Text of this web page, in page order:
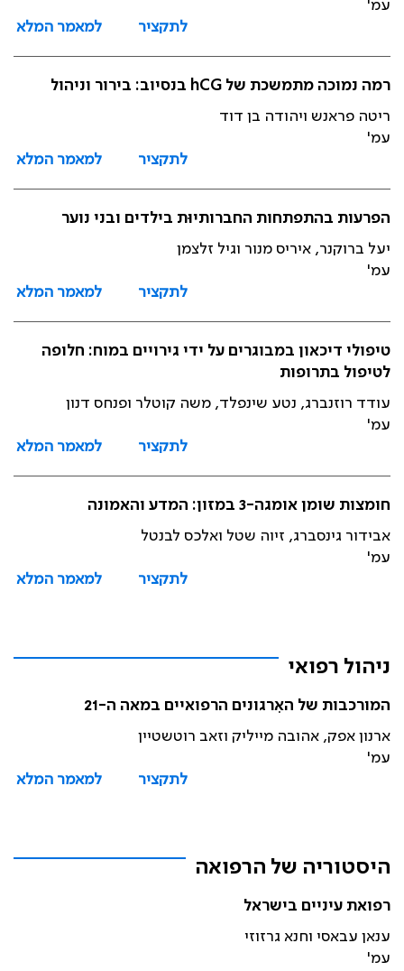
עמ'
לתקציר
למאמר המלא
רמה נמוכה מתמשכת של hCG בנסיוב: בירור וניהול
ריטה פראנש ויהודה בן דוד
עמ'
לתקציר
למאמר המלא
הפרעות בהתפתחות החברותיוּת בילדים ובני נוער
יעל ברוקנר, איריס מנור וגיל זלצמן
עמ'
לתקציר
למאמר המלא
טיפולי דיכאון במבוגרים על ידי גירויים במוח: חלופה
לטיפול בתרופות
עודד רוזנברג, נטע שינפלד, משה קוטלר ופנחס דנון
עמ'
לתקציר
למאמר המלא
חומצות שומן אומגה-3 במזון: המדע והאמונה
אבידור גינסברג, זיוה שטל ואלכס לבנטל
עמ'
לתקציר
למאמר המלא
ניהול רפואי
המורכבות של האִרגונים הרפואיים במאה ה-21
ארנון אפק, אהובה מייליק וזאב רוטשטיין
עמ'
לתקציר
למאמר המלא
היסטוריה של הרפואה
רפואת עיניים בישראל
ענאן עבאסי וחנא גרזוזי
עמ'